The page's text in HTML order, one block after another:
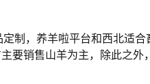
制，养羊啦平台和西北适
要销售山羊为主，除此之